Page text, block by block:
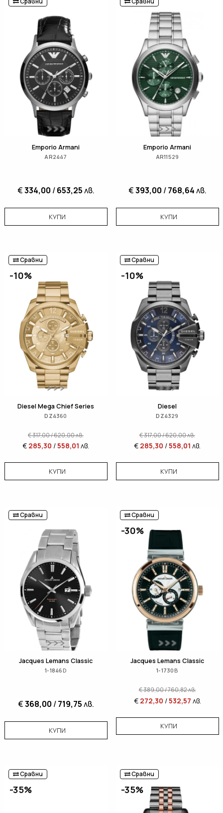
Emporio Armani
AR2447
€334,00 /653,25лв.
КУПИ
Emporio Armani
AR11529
€393,00 /768,64лв.
КУПИ
Сравни
-10%
Diesel Mega Chief Series
DZ4360
€317,00/620,00лв.
€ 285,30 /558,01 лв.
КУПИ
Сравни
-10%
Diesel
DZ4329
€317,00/620,00лв.
€ 285,30 /558,01 лв.
КУПИ
Сравни
Jacques Lemans Classic
1-1846D
€368,00 /719,75лв.
КУПИ
Сравни
-30%
Jacques Lemans Classic
1-1730B
€389,00/760,82лв.
€ 272,30 /532,57 лв.
КУПИ
Сравни
-35%
Сравни
-35%